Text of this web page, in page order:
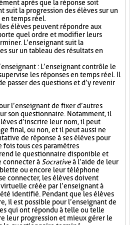
après que la réponse soit
suit la progression des élèves sur un
temps réel.
élèves peuvent répondre aux
quel ordre et modifier leurs
L’enseignant suit la
sur un tableau des résultats en
: L’enseignant contrôle le
les réponses en temps réel. Il
passer des questions et d’y revenir
l’enseignant de fixer d’autres
son questionnaire. Notamment, il
d’inscrire leur nom, il peut
final, ou non, et il peut aussi ne
de réponse à ses élèves pour
fois tous ces paramètres
le questionnaire disponible et
connecter à Socrativeà l’aide de leur
ou encore leur téléphone
connecter, les élèves doivent
créée par l’enseignant à
identifié. Pendant que les élèves
il est possible pour l’enseignant de
qui ont répondu à telle ou telle
leur progression et mieux gérer le